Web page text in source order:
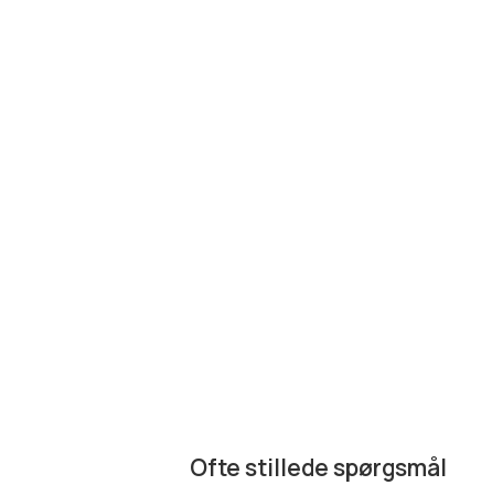
Ofte stillede spørgsmål